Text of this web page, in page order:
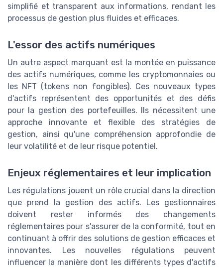
simplifié et transparent aux informations, rendant les
processus de gestion plus fluides et efficaces.
L'essor des actifs numériques
Un autre aspect marquant est la montée en puissance
des actifs numériques, comme les cryptomonnaies ou
les NFT (tokens non fongibles). Ces nouveaux types
d'actifs représentent des opportunités et des défis
pour la gestion des portefeuilles. Ils nécessitent une
approche innovante et flexible des stratégies de
gestion, ainsi qu'une compréhension approfondie de
leur volatilité et de leur risque potentiel.
Enjeux réglementaires et leur implication
Les régulations jouent un rôle crucial dans la direction
que prend la gestion des actifs. Les gestionnaires
doivent rester informés des changements
réglementaires pour s'assurer de la conformité, tout en
continuant à offrir des solutions de gestion efficaces et
innovantes. Les nouvelles régulations peuvent
influencer la manière dont les différents types d'actifs